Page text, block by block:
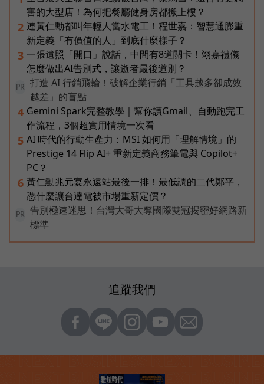
害的大型店！為何把餐廳健身房都搬上樓？
2 連黃仁勳都叫年輕人當水電工！程世嘉：智慧通膨重
新定義「有價值的人」到底什麼樣子？
3 一張遺照「開口」說話，中間有8道關卡！翊嘉禮儀
怎麼做出AI告別式，讓逝者最後道別？
PR
打造 AI 行銷飛輪！破解企業行銷「工具越多卻成效
越差」的盲點
4 Gemini Spark完整教學｜幫你讀Gmail、自動跑完工
作流程，3個超實用情境一次看
5 AI 時代的行動生產力：MSI 如何用「理解情境」的
Prestige 14 Flip AI+ 重新定義商務筆電與 Copilot+
PC？
6 黃仁勳兆元宴永遠站最後一排！最低調的二代鄭平，
憑什麼讓台達電被市場重新定價？
PR
告別極速迷思！台灣大哥大奪國際雙冠揭密好網路新
標準
追蹤我們